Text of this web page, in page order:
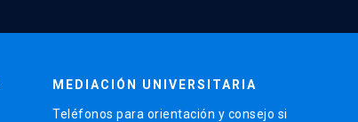
MEDIACIÓN UNIVERSITARIA
Teléfonos para orientación y consejo si